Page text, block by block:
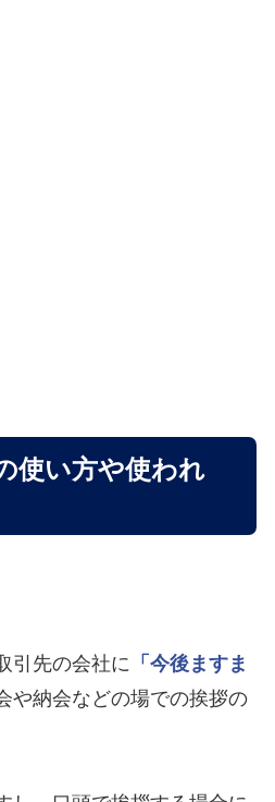
使い方や使われ
引先の会社に 「今後ますま
や納会などの場での挨拶の